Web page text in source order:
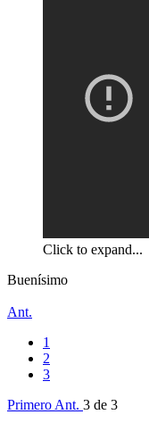
Click to expand...
Buenísimo
Ant.
1
2
3
Primero Ant. 3 de 3